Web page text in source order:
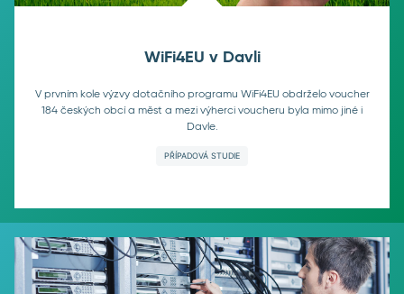
WiFi4EU v Davli
V prvním kole výzvy dotačního programu WiFi4EU obdrželo voucher
184 českých obcí a měst a mezi výherci voucheru byla mimo jiné i
Davle.
PŘÍPADOVÁ STUDIE